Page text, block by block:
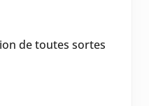
de toutes sortes